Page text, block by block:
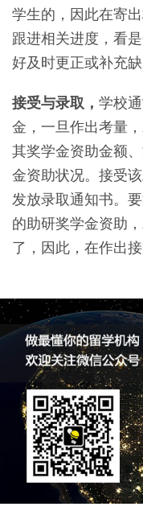
学生的，因此在寄
跟进相关进度，看
好及时更正或补充缺
接受与录取， 学校
金，一旦作出考量
其奖学金资助金额
金资助状况。接受
发放录取通知书。
的助研奖学金资助
了，因此，在作出